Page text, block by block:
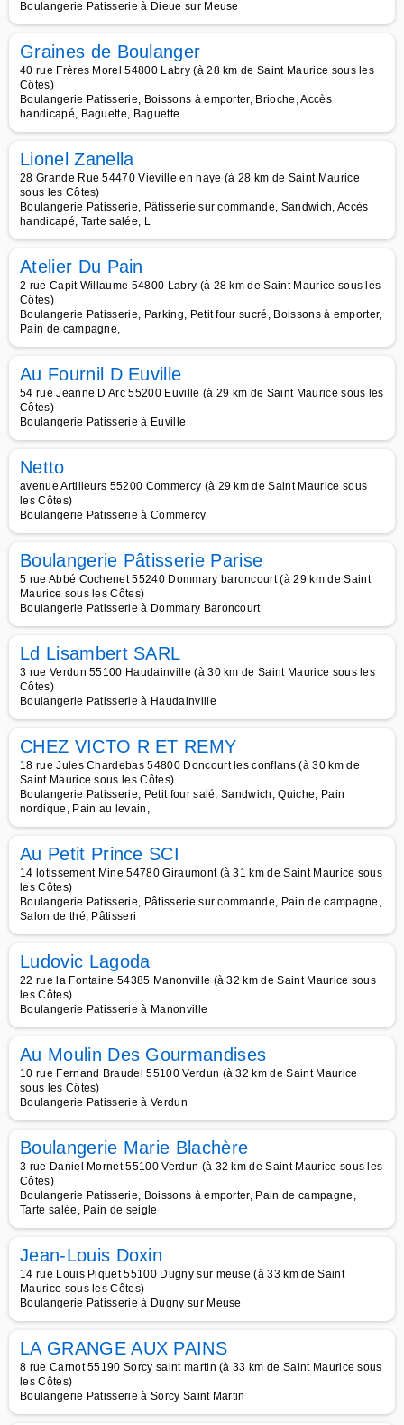
Boulangerie Patisserie à Dieue sur Meuse
Graines de Boulanger
40 rue Frères Morel 54800 Labry (à 28 km de Saint Maurice sous les
Côtes)
Boulangerie Patisserie, Boissons à emporter, Brioche, Accès
handicapé, Baguette, Baguette
Lionel Zanella
28 Grande Rue 54470 Vieville en haye (à 28 km de Saint Maurice
sous les Côtes)
Boulangerie Patisserie, Pâtisserie sur commande, Sandwich, Accès
handicapé, Tarte salée, L
Atelier Du Pain
2 rue Capit Willaume 54800 Labry (à 28 km de Saint Maurice sous les
Côtes)
Boulangerie Patisserie, Parking, Petit four sucré, Boissons à emporter,
Pain de campagne,
Au Fournil D Euville
54 rue Jeanne D Arc 55200 Euville (à 29 km de Saint Maurice sous les
Côtes)
Boulangerie Patisserie à Euville
Netto
avenue Artilleurs 55200 Commercy (à 29 km de Saint Maurice sous
les Côtes)
Boulangerie Patisserie à Commercy
Boulangerie Pâtisserie Parise
5 rue Abbé Cochenet 55240 Dommary baroncourt (à 29 km de Saint
Maurice sous les Côtes)
Boulangerie Patisserie à Dommary Baroncourt
Ld Lisambert SARL
3 rue Verdun 55100 Haudainville (à 30 km de Saint Maurice sous les
Côtes)
Boulangerie Patisserie à Haudainville
CHEZ VICTO R ET REMY
18 rue Jules Chardebas 54800 Doncourt les conflans (à 30 km de
Saint Maurice sous les Côtes)
Boulangerie Patisserie, Petit four salé, Sandwich, Quiche, Pain
nordique, Pain au levain,
Au Petit Prince SCI
14 lotissement Mine 54780 Giraumont (à 31 km de Saint Maurice sous
les Côtes)
Boulangerie Patisserie, Pâtisserie sur commande, Pain de campagne,
Salon de thé, Pâtisseri
Ludovic Lagoda
22 rue la Fontaine 54385 Manonville (à 32 km de Saint Maurice sous
les Côtes)
Boulangerie Patisserie à Manonville
Au Moulin Des Gourmandises
10 rue Fernand Braudel 55100 Verdun (à 32 km de Saint Maurice
sous les Côtes)
Boulangerie Patisserie à Verdun
Boulangerie Marie Blachère
3 rue Daniel Mornet 55100 Verdun (à 32 km de Saint Maurice sous les
Côtes)
Boulangerie Patisserie, Boissons à emporter, Pain de campagne,
Tarte salée, Pain de seigle
Jean-Louis Doxin
14 rue Louis Piquet 55100 Dugny sur meuse (à 33 km de Saint
Maurice sous les Côtes)
Boulangerie Patisserie à Dugny sur Meuse
LA GRANGE AUX PAINS
8 rue Carnot 55190 Sorcy saint martin (à 33 km de Saint Maurice sous
les Côtes)
Boulangerie Patisserie à Sorcy Saint Martin